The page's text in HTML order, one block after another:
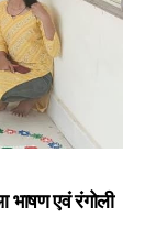
एवं रंगोली